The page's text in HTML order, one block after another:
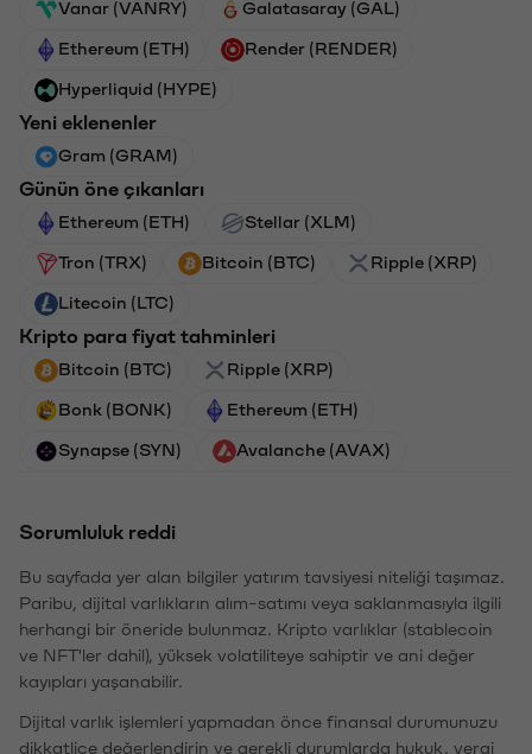
Vanar (VANRY) Galatasaray (GAL)
Ethereum (ETH) Render (RENDER)
Hyperliquid (HYPE)
Yeni eklenenler
Gram (GRAM)
Günün öne çıkanları
Ethereum (ETH) Stellar (XLM)
Tron (TRX) Bitcoin (BTC) Ripple (XRP)
Litecoin (LTC)
Kripto para fiyat tahminleri
Bitcoin (BTC) Ripple (XRP)
Bonk (BONK) Ethereum (ETH)
Synapse (SYN) Avalanche (AVAX)
Sorumluluk reddi
Bu sayfada yer alan bilgiler yatırım tavsiyesi niteliği taşımaz.
Paribu, dijital varlıkların alım-satımı veya saklanmasıyla ilgili
herhangi bir öneride bulunmaz. Kripto varlıklar (stablecoin
ve NFT'ler dahil), yüksek volatiliteye sahiptir ve ani değer
kayıpları yaşanabilir.
Dijital varlık işlemleri yapmadan önce finansal durumunuzu
dikkatlice değerlendirin ve gerekli durumlarda hukuk, vergi